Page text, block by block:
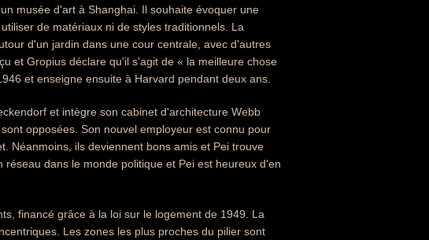
musée d'art à Shanghai. Il souhaite évoquer une
de matériaux ni de styles traditionnels. La
d'un jardin dans une cour centrale, avec d'autres
et Gropius déclare qu'il s'agit de « la meilleure chose
et enseigne ensuite à Harvard pendant deux ans.
et intègre son cabinet d'architecture Webb
opposées. Son nouvel employeur est connu pour
Néanmoins, ils deviennent bons amis et Pei trouve
dans le monde politique et Pei est heureux d'en
financé grâce à la loi sur le logement de 1949. La
Les zones les plus proches du pilier sont